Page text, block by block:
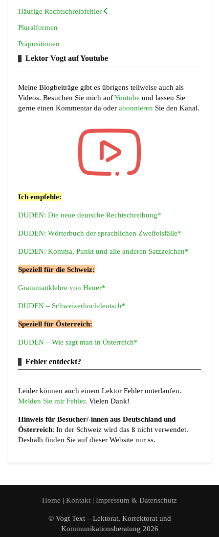
Häufige Rechtschreibfehler
Pluralformen
Präpositionen
Lektor Vogt auf Youtube
Meine Blogbeiträge gibt es übrigens teilweise auch als
Videos. Besuchen Sie mich aufYoutubeund lassen Sie
gerne einen Kommentar da oderabonnieren Sie den Kanal.
Ich empfehle:
DUDEN: Die neue deutsche Rechtschreibung*
DUDEN: Wörterbuch der sprachlichen Zweifelsfälle*
DUDEN: Komma, Punkt und alle anderen Satzzeichen*
Speziell für die Schweiz:
Grammatiklehre von Heuer*
DUDEN – Schweizerhochdeutsch*
Speziell für Österreich:
DUDEN – Wie sagt man in Österreich*
Fehler entdeckt?
Leider können auch einem Lektor Fehler unterlaufen.
Melden Sie mir Fehler. Vielen Dank!
Hinweis für Besucher/-innen aus Deutschland und
Österreich: In der Schweiz wird das ß nicht verwendet.
Deshalb finden Sie auf dieser Website nur ss.
Home | Kontakt | Impressum & Datenschutz
© Vogt Text – Lektorat, Korrektorat und
Kommunikationsberatung 2026